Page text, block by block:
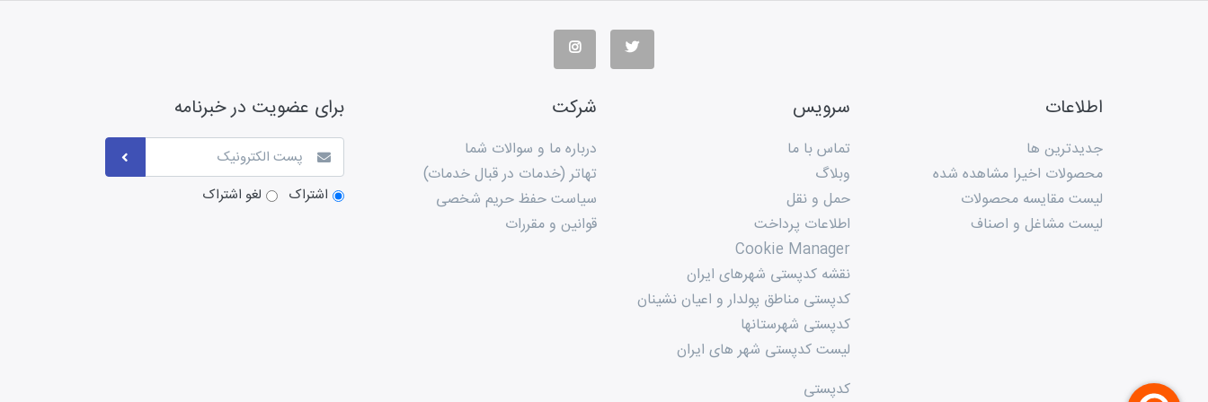
اطلاعات
جدیدترین ها
محصولات اخیرا مشاهده شده
لیست مقایسه محصولات
لیست مشاغل و اصناف
سرویس
تماس با ما
وبلاگ
حمل و نقل
اطلاعات پرداخت
Cookie Manager
نقشه کدپستی شهرهای ایران
کدپستی مناطق پولدار و اعیان نشینان
کدپستی شهرستانها
لیست کدپستی شهر های ایران
کدپستی
شرکت
درباره ما و سوالات شما
تهاتر (خدمات در قبال خدمات)
سیاست حفظ حریم شخصی
قوانین و مقررات
برای عضویت در خبرنامه
اشتراک لغو اشتراک